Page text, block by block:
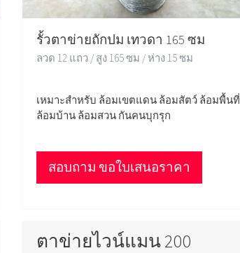
รั้วตาข่ายถักปม เทวดา 165 ซม
ลวด 12 แถว / สูง 165 ซม / ห่าง 15 ซม
เหมาะสำหรับ ล้อมเขตแดน ล้อมสัตว์ ล้อมพื้นที่
ล้อมบ้าน ล้อมสวน กันคนบุกรุก
สอบถาม ขอใบเสนอราคา
ตาข่ายไวน์แมน 200